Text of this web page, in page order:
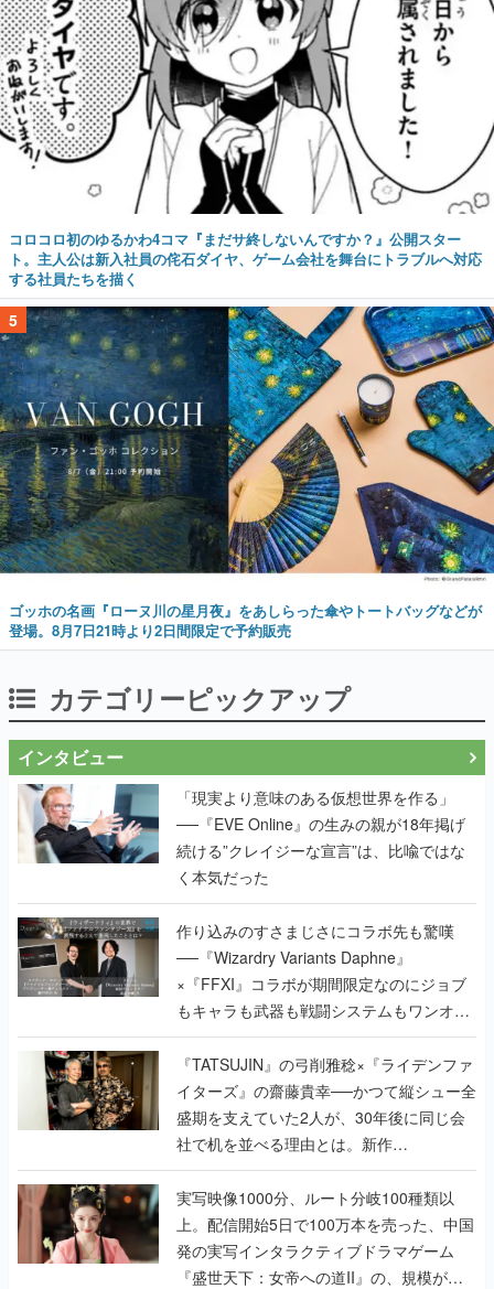
コロコロ初のゆるかわ4コマ『まだサ終しないんですか？』公開スター
ト。主人公は新入社員の侘石ダイヤ、ゲーム会社を舞台にトラブルへ対応
する社員たちを描く
5
ゴッホの名画『ローヌ川の星月夜』をあしらった傘やトートバッグなどが
登場。8月7日21時より2日間限定で予約販売
カテゴリーピックアップ
インタビュー
「現実より意味のある仮想世界を作る」
──『EVE Online』の生みの親が18年掲げ
続ける”クレイジーな宣言”は、比喩ではな
く本気だった
作り込みのすさまじさにコラボ先も驚嘆
──『Wizardry Variants Daphne』
×『FFXI』コラボが期間限定なのにジョブ
もキャラも武器も戦闘システムもワンオフ
で作り込まれた理由を両ディレクターに聞
く
『TATSUJIN』の弓削雅稔×『ライデンファ
イターズ』の齋藤貴幸──かつて縦シュー全
盛期を支えていた2人が、30年後に同じ会
社で机を並べる理由とは。新作
『TATSUJIN EXTREME』で初タッグを組
んだレジェンド2人に訊く開発秘話
実写映像1000分、ルート分岐100種類以
上。配信開始5日で100万本を売った、中国
発の実写インタラクティブドラマゲーム
『盛世天下：女帝への道II』の、規模が違